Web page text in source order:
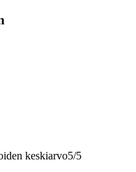
keskiarvo5/5